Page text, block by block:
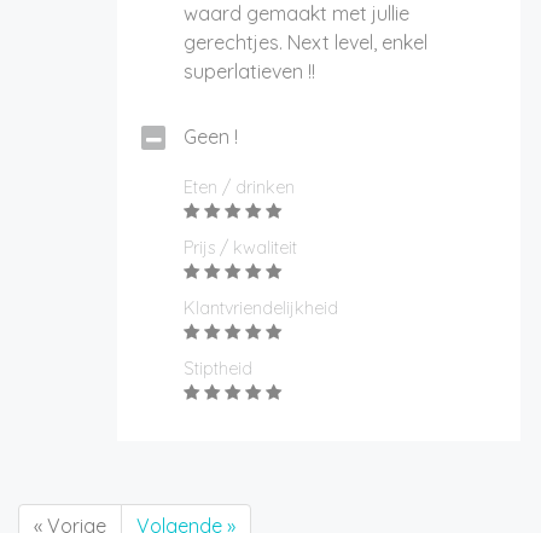
waard gemaakt met jullie
gerechtjes. Next level, enkel
superlatieven !!
Geen !
Eten / drinken
Prijs / kwaliteit
Klantvriendelijkheid
Stiptheid
« Vorige Volgende »